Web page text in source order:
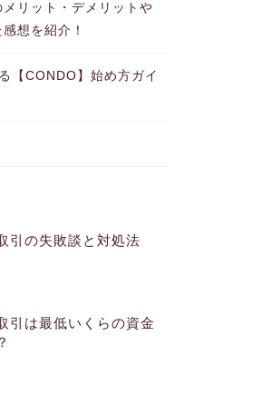
リット・デメリットや
想を紹介！
【CONDO】始め方ガイ
引の失敗談と対処法
引は最低いくらの資金